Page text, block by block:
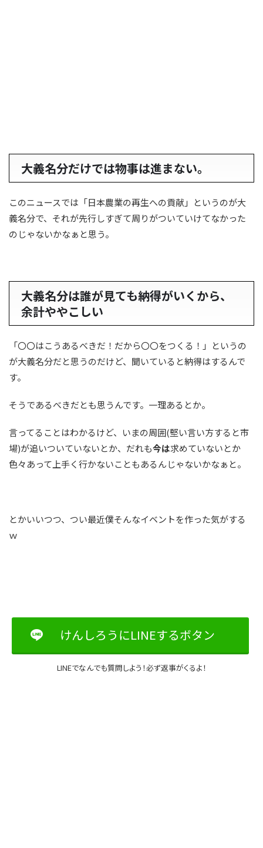
大義名分だけでは物事は進まない。
このニュースでは「日本農業の再生への貢献」というのが大
義名分で、それが先行しすぎて周りがついていけてなかった
のじゃないかなぁと思う。
大義名分は誰が見ても納得がいくから、
余計ややこしい
「〇〇はこうあるべきだ！だから〇〇をつくる！」というの
が大義名分だと思うのだけど、聞いていると納得はするんで
す。
そうであるべきだとも思うんです。一理あるとか。
言ってることはわかるけど、いまの周囲(堅い言い方すると市
場)が追いついていないとか、だれも今は求めていないとか
色々あって上手く行かないこともあるんじゃないかなぁと。
とかいいつつ、つい最近僕そんなイベントを作った気がする
ｗ
けんしろうにLINEするボタン
LINEでなんでも質問しよう！必ず返事がくるよ！